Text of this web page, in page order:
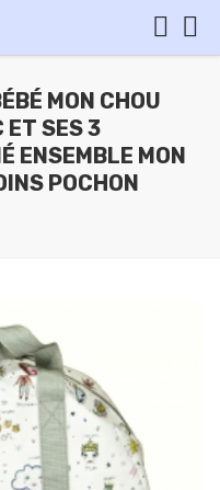
MON CHOU
ET SES 3
ENSEMBLE MON
POCHON